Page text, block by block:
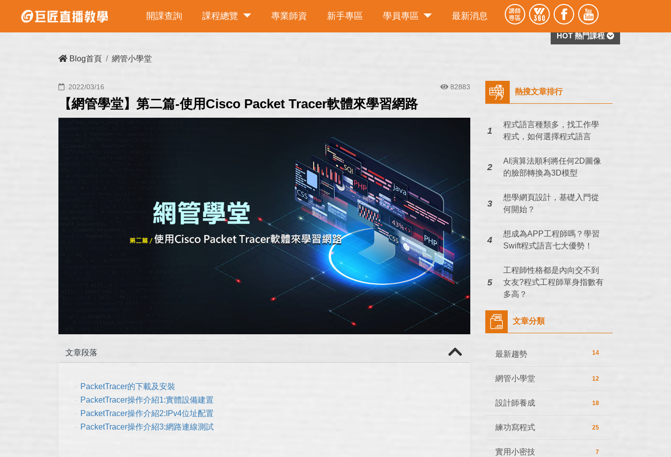
開課查詢 課程總覽 專業師資 新手專區 學員專區 最新消息
HOT 熱門課程
Blog首頁 網管小學堂
2022/03/16 82883
【網管學堂】第二篇-使用Cisco Packet Tracer軟體來學習網路
文章段落
PacketTracer的下載及安裝
PacketTracer操作介紹1:實體設備建置
PacketTracer操作介紹2:IPv4位址配置
PacketTracer操作介紹3:網路連線測試
熱搜文章排行
1
程式語言種類多，找工作學
程式，如何選擇程式語言
2
AI演算法順利將任何2D圖像
的臉部轉換為3D模型
3
想學網頁設計，基礎入門從
何開始？
4
想成為APP工程師嗎？學習
Swift程式語言七大優勢！
5
工程師性格都是內向交不到
女友?程式工程師單身指數有
多高？
文章分類
最新趨勢 14
網管小學堂 12
設計師養成 18
練功寫程式 25
實用小密技 7